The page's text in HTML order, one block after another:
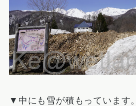
▼中にも雪が積もっています。